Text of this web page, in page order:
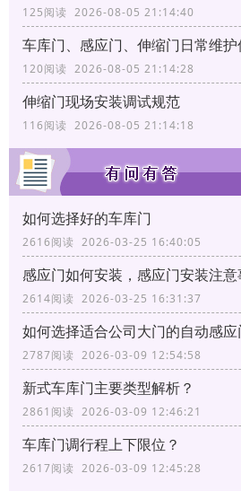
125阅读 2026-08-05 21:14:40
车库门、感应门、伸缩门日常维
120阅读 2026-08-05 21:14:28
伸缩门现场安装调试规范
116阅读 2026-08-05 21:14:18
如何选择好的车库门
2616阅读 2026-03-25 16:40:05
感应门如何安装，感应门安装注
2614阅读 2026-03-25 16:31:37
如何选择适合公司大门的自动感应
2787阅读 2026-03-09 12:54:58
新式车库门主要类型解析？
2861阅读 2026-03-09 12:46:21
车库门调行程上下限位？
2617阅读 2026-03-09 12:45:28